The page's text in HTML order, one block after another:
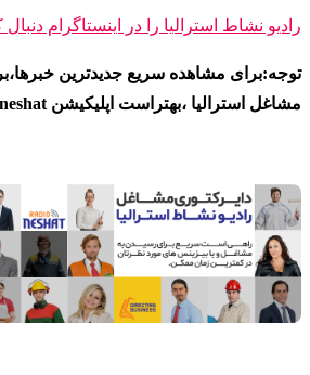
رادیو نشاط ا سترالیا را در اینستاگرام دنبال
توجه:برای مشاهده سریع جدیدترین
مشاغل استرالیا ،بهتراست اپلیکیشن radio neshat را نصب کنید